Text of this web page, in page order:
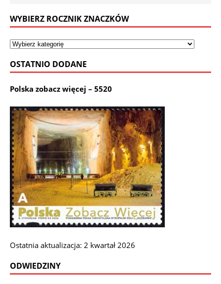
WYBIERZ ROCZNIK ZNACZKÓW
OSTATNIO DODANE
Polska zobacz więcej – 5520
Ostatnia aktualizacja: 2 kwartał 2026
ODWIEDZINY